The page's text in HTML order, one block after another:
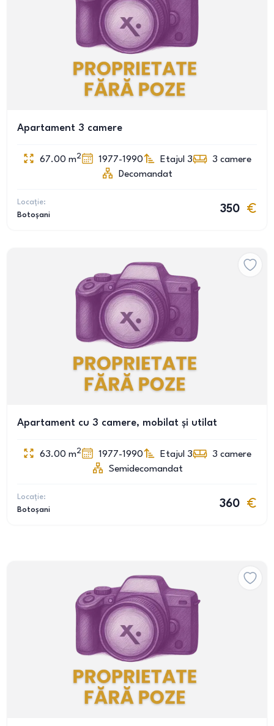
Apartament 3 camere
67.00 m2 1977-1990 Etajul 3 3 camere
Decomandat
Locație:
Botoșani
350
Apartament cu 3 camere, mobilat și utilat
63.00 m2 1977-1990 Etajul 3 3 camere
Semidecomandat
Locație:
Botoșani
360